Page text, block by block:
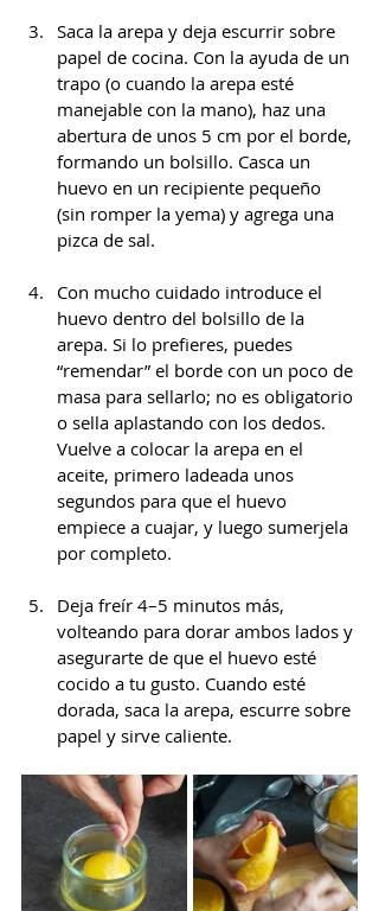
Saca la arepa y deja escurrir sobre
papel de cocina. Con la ayuda de un
trapo (o cuando la arepa esté
manejable con la mano), haz una
abertura de unos 5 cm por el borde,
formando un bolsillo. Casca un
huevo en un recipiente pequeño
(sin romper la yema) y agrega una
pizca de sal.
Con mucho cuidado introduce el
huevo dentro del bolsillo de la
arepa. Si lo prefieres, puedes
“remendar” el borde con un poco de
masa para sellarlo; no es obligatorio
o sella aplastando con los dedos.
Vuelve a colocar la arepa en el
aceite, primero ladeada unos
segundos para que el huevo
empiece a cuajar, y luego sumerjela
por completo.
Deja freír 4–5 minutos más,
volteando para dorar ambos lados y
asegurarte de que el huevo esté
cocido a tu gusto. Cuando esté
dorada, saca la arepa, escurre sobre
papel y sirve caliente.